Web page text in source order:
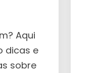
Aqui
dicas e
sobre